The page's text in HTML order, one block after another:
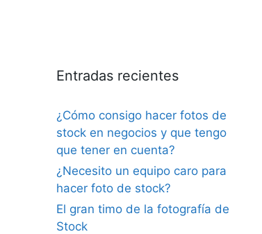
Entradas recientes
¿Cómo consigo hacer fotos de
stock en negocios y que tengo
que tener en cuenta?
¿Necesito un equipo caro para
hacer foto de stock?
El gran timo de la fotografía de
Stock